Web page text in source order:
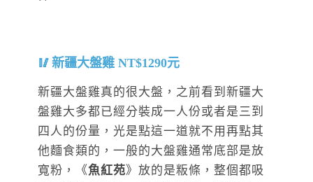
新疆大盤雞 NT$1290元
新疆大盤雞真的很大盤，之前看到新疆大
盤雞大多都已經分裝成一人份或者是三到
四人的份量，光是點這一道就不用再點其
他麵食類的，一般的大盤雞通常底部是放
寬粉，《魚紅苑》放的是粄條，整個都吸